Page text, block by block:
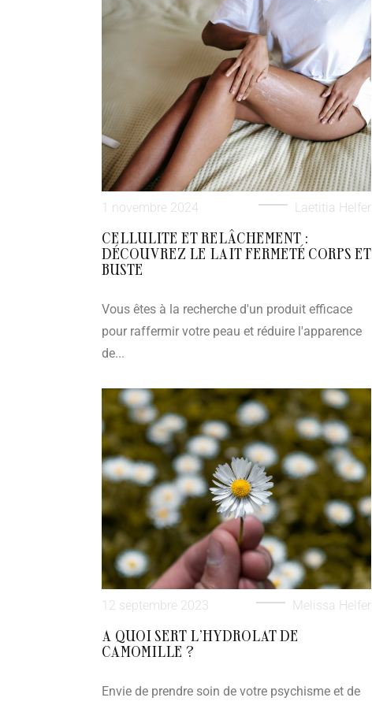
1 novembre 2024 Laetitia Helfer
CELLULITE ET RELÂCHEMENT :
DÉCOUVREZ LE LAIT FERMETÉ CORPS ET
BUSTE
Vous êtes à la recherche d'un produit efficace
pour raffermir votre peau et réduire l'apparence
de...
12 septembre 2023 Melissa Helfer
A QUOI SERT L’HYDROLAT DE
CAMOMILLE ?
Envie de prendre soin de votre psychisme et de